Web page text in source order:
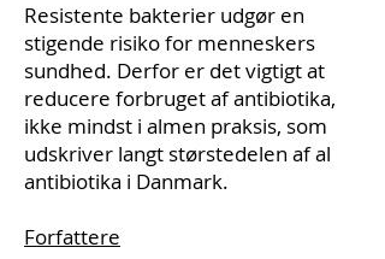
Resistente bakterier udgør en
stigende risiko for menneskers
sundhed. Derfor er det vigtigt at
reducere forbruget af antibiotika,
ikke mindst i almen praksis, som
udskriver langt størstedelen af al
antibiotika i Danmark.
Forfattere